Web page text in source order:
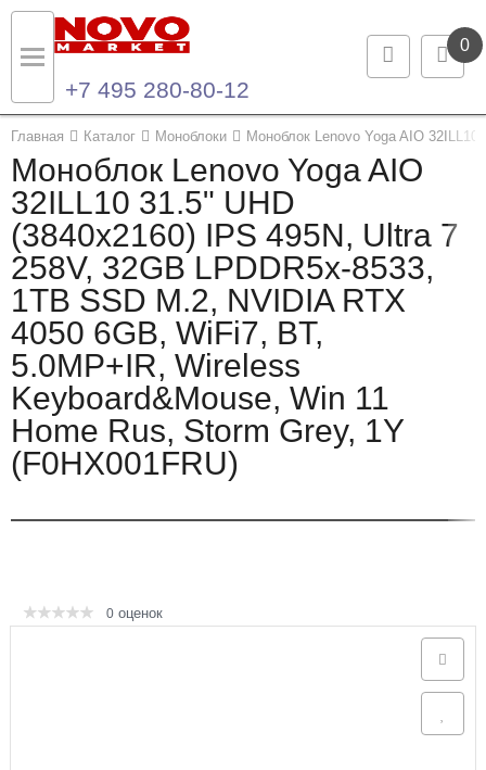
0
+7 495 280-80-12
Главная Каталог Моноблоки Моноблок Lenovo Yoga AIO 32ILL10
Моноблок Lenovo Yoga AIO
32ILL10 31.5" UHD
(3840x2160) IPS 495N, Ultra 7
258V, 32GB LPDDR5x-8533,
1TB SSD M.2, NVIDIA RTX
4050 6GB, WiFi7, BT,
5.0MP+IR, Wireless
Keyboard&Mouse, Win 11
Home Rus, Storm Grey, 1Y
(F0HX001FRU)
0 оценок
Назад
Каталог продукции
Ноутбуки и ультрабуки
Компьютеры
Моноблоки
Серверы и СХД
Опции и комплектующие
Мониторы
Назад
Контакты
Контактная информация